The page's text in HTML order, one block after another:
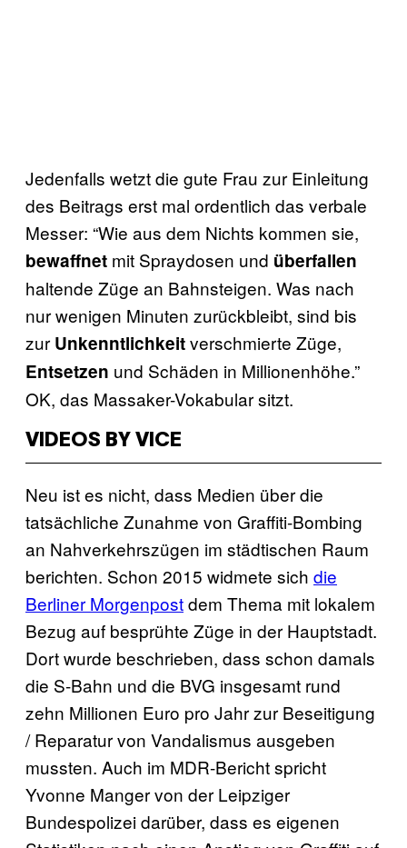
Jedenfalls wetzt die gute Frau zur Einleitung
des Beitrags erst mal ordentlich das verbale
Messer: “Wie aus dem Nichts kommen sie,
bewaffnet mit Spraydosen und überfallen
haltende Züge an Bahnsteigen. Was nach
nur wenigen Minuten zurückbleibt, sind bis
zur Unkenntlichkeitverschmierte Züge,
Entsetzen und Schäden in Millionenhöhe.”
OK, das Massaker-Vokabular sitzt.
VIDEOS BY VICE
Neu ist es nicht, dass Medien über die
tatsächliche Zunahme von Graffiti-Bombing
an Nahverkehrszügen im städtischen Raum
berichten. Schon 2015 widmete sich die
Berliner Morgenpostdem Thema mit lokalem
Bezug auf besprühte Züge in der Hauptstadt.
Dort wurde beschrieben, dass schon damals
die S-Bahn und die BVG insgesamt rund
zehn Millionen Euro pro Jahr zur Beseitigung
/ Reparatur von Vandalismus ausgeben
mussten. Auch im MDR-Bericht spricht
Yvonne Manger von der Leipziger
Bundespolizei darüber, dass es eigenen